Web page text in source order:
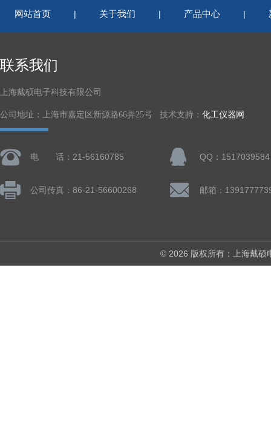
网站首页 | 关于我们 | 产品中心 |
联系我们
上海戴硕电子科技有限公司
公司地址：上海市嘉定区新源路66弄25号 技术支持： 化工仪器网
电 话：21-56160785 QQ：1517039584
公司传真：86-21-56600268
© 2026 版权所有：上海戴